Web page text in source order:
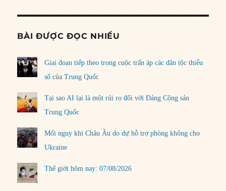
BÀI ĐƯỢC ĐỌC NHIỀU
Giai đoạn tiếp theo trong cuộc trấn áp các dân tộc thiểu
số của Trung Quốc
Tại sao AI lại là một rủi ro đối với Đảng Cộng sản
Trung Quốc
Mối nguy khi Châu Âu do dự hỗ trợ phòng không cho
Ukraine
Thế giới hôm nay: 07/08/2026